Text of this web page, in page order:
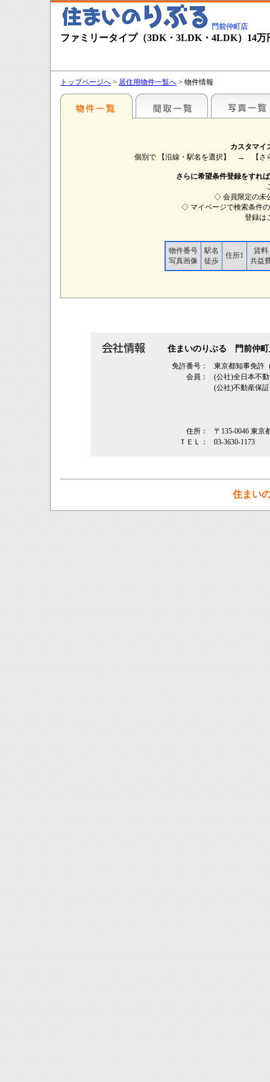
門前仲町店
ファミリータイプ（3DK・3LDK・4LDK）14万
トップページへ > 居住用物件一覧へ > 物件情報
カスタマイ
個別で 【沿線・駅名を選択】 → 【
さらに希望条件登録をすれ
◇ 会員限定の未
◇ マイページで検索条件
登録
物件番号
写真画像
駅名
徒歩
住所1
賃料
共益
住まいのりぶる 門前仲町
免許番号：
東京都知事免許
会員：
(公社)全日本不
(公社)不動産保
住所：
〒135-0046 東京
ＴＥＬ：
03-3630-1173
住まい